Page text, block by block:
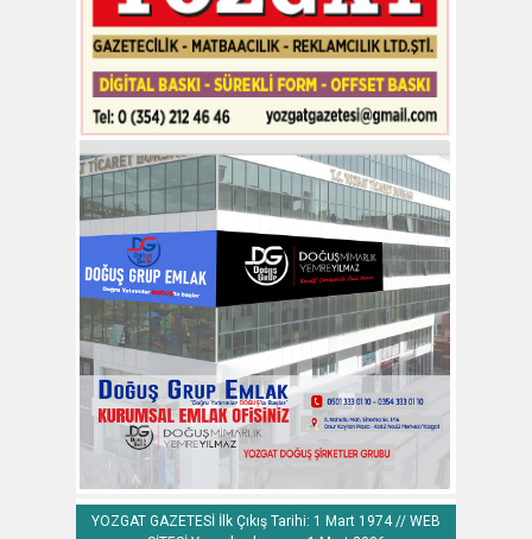
YOZGAT GAZETESİ İlk Çıkış Tarihi: 1 Mart 1974 // WEB